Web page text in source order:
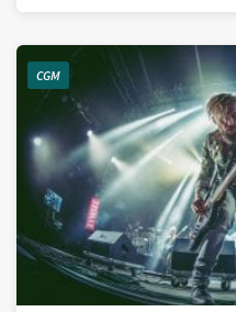
CGM